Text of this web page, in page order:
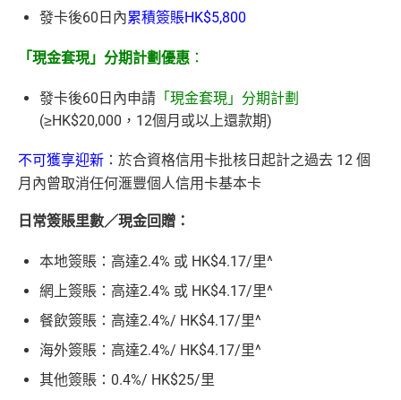
發卡後60日內累積簽賬HK$5,800
「現金套現」分期計劃優惠 ：
發卡後60日內申請 「現金套現」分期計劃
(≥HK$20,000，12個月或以上還款期)
不可獲享迎新 ：於合資格信用卡批核日起計之過去 12 個
月內曾取消任何滙豐個人信用卡基本卡
日常簽賬里數／現金回贈：
本地簽賬：高達2.4% 或 HK$4.17/里^
網上簽賬：高達2.4% 或 HK$4.17/里^
餐飲簽賬：高達2.4%/ HK$4.17/里^
海外簽賬：高達2.4%/ HK$4.17/里^
其他簽賬：0.4%/ HK$25/里